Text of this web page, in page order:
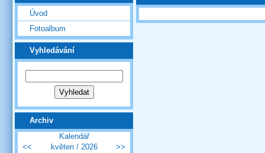
Úvod
Fotoalbum
Vyhledávání
Archiv
Kalendář
<<
květen / 2026 >>